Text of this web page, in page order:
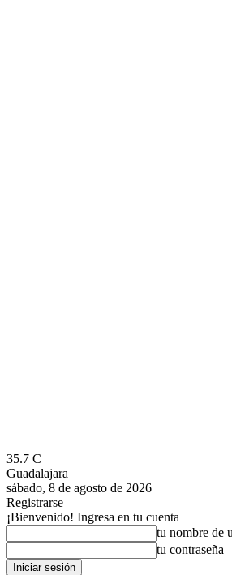
35.7 C
Guadalajara
sábado, 8 de agosto de 2026
Registrarse
¡Bienvenido! Ingresa en tu cuenta
tu nombre de
tu contraseña